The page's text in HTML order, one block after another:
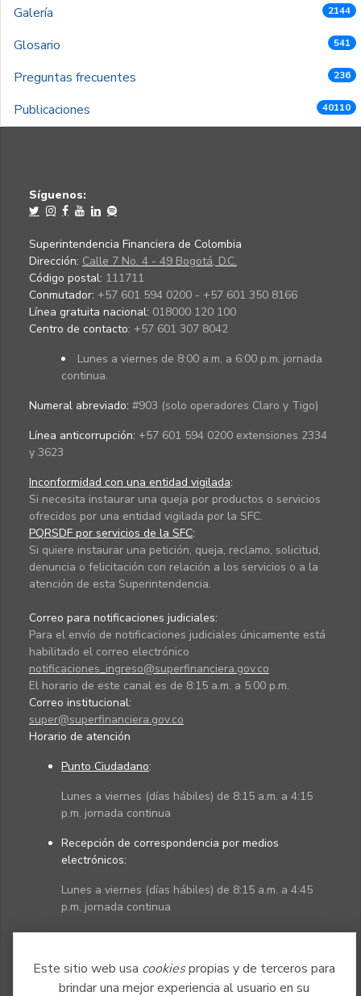
Este sitio web usa cookiespropias y de terceros para
brindar una mejor experiencia al usuario en su
Galería 2144
Glosario 541
Preguntas frecuentes 236
Publicaciones 40110
Síguenos:
Superintendencia Financiera de Colombia
Dirección: Calle 7 No. 4 - 49 Bogotá, D.C.
Código postal: 111711
Conmutador: +57 601 594 0200 - +57 601 350 8166
Línea gratuita nacional: 018000 120 100
Centro de contacto: +57 601 307 8042
Lunes a viernes de 8:00 a.m. a 6:00 p.m. jornada
continua.
Numeral abreviado: #903 (solo operadores Claro y Tigo)
Línea anticorrupción: +57 601 594 0200 extensiones 2334
y 3623
Inconformidad con una entidad vigilada:
Si necesita instaurar una queja por productos o servicios
ofrecidos por una entidad vigilada por la SFC.
PQRSDF por servicios de la SFC:
Si quiere instaurar una petición, queja, reclamo, solicitud,
denuncia o felicitación con relación a los servicios o a la
atención de esta Superintendencia.
Correo para notificaciones judiciales:
Para el envío de notificaciones judiciales únicamente está
habilitado el correo electrónico
notificaciones_ingreso@superfinanciera.gov.co
El horario de este canal es de 8:15 a.m. a 5:00 p.m.
Correo institucional:
super@superfinanciera.gov.co
Horario de atención
Punto Ciudadano:
Lunes a viernes (días hábiles) de 8:15 a.m. a 4:15
p.m. jornada continua
Recepción de correspondencia por medios
electrónicos:
Lunes a viernes (días hábiles) de 8:15 a.m. a 4:45
p.m. jornada continua